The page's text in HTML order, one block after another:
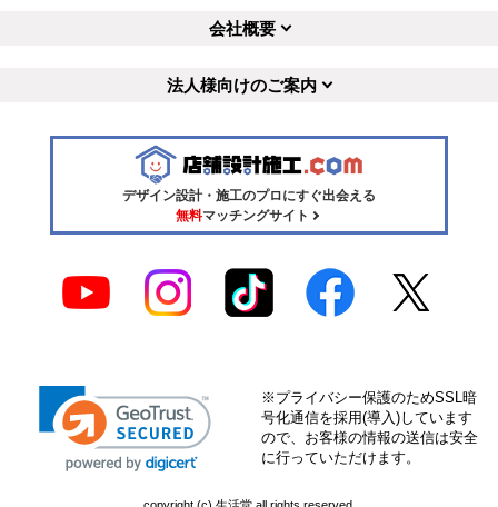
会社概要
法人様向けのご案内
デザイン設計・施工のプロにすぐ出会える
無料マッチングサイト
※プライバシー保護のためSSL暗
号化通信を採用(導入)しています
ので、お客様の情報の送信は安全
に行っていただけます。